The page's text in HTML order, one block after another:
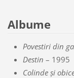
Albume
Povestiri din
Destin – 1995
Colinde și